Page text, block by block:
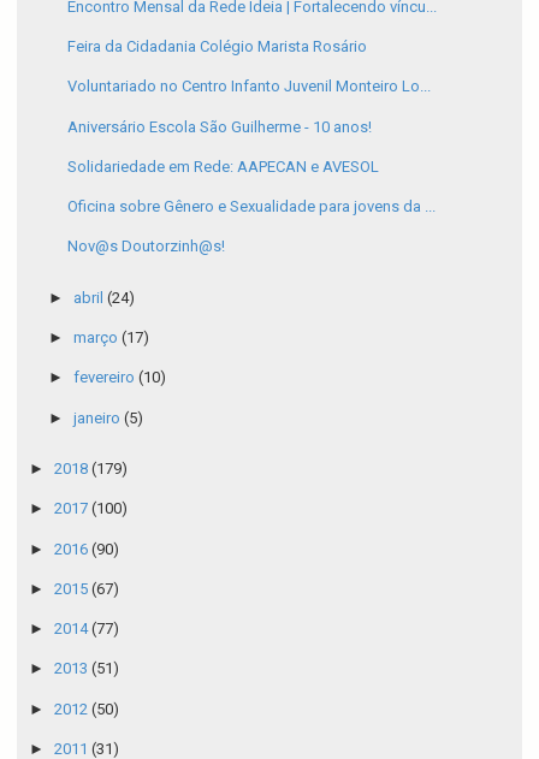
Encontro Mensal da Rede Ideia | Fortalecendo víncu...
Feira da Cidadania Colégio Marista Rosário
Voluntariado no Centro Infanto Juvenil Monteiro Lo...
Aniversário Escola São Guilherme - 10 anos!
Solidariedade em Rede: AAPECAN e AVESOL
Oficina sobre Gênero e Sexualidade para jovens da ...
Nov@s Doutorzinh@s!
► abril (24)
► março (17)
► fevereiro (10)
► janeiro (5)
► 2018 (179)
► 2017 (100)
► 2016 (90)
► 2015 (67)
► 2014(77)
► 2013 (51)
► 2012 (50)
► 2011 (31)